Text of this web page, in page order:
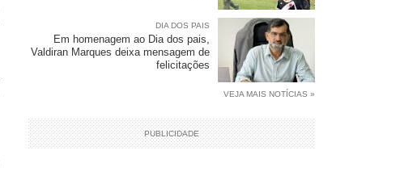
DIA DOS PAIS
Em homenagem ao Dia dos pais,
Valdiran Marques deixa mensagem de
felicitações
VEJA MAIS NOTÍCIAS »
PUBLICIDADE